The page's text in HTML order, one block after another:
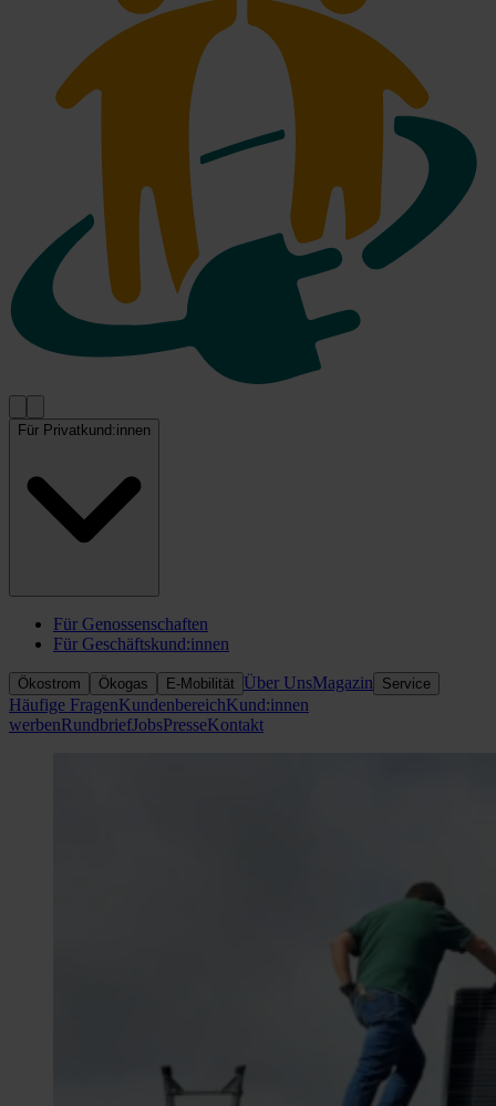
Für Privatkund:innen
Für Genossenschaften
Für Geschäftskund:innen
Ökostrom Ökogas E-Mobilität Über UnsMagazin Service
Häufige FragenKundenbereichKund:innen
werbenRundbriefJobsPresseKontakt